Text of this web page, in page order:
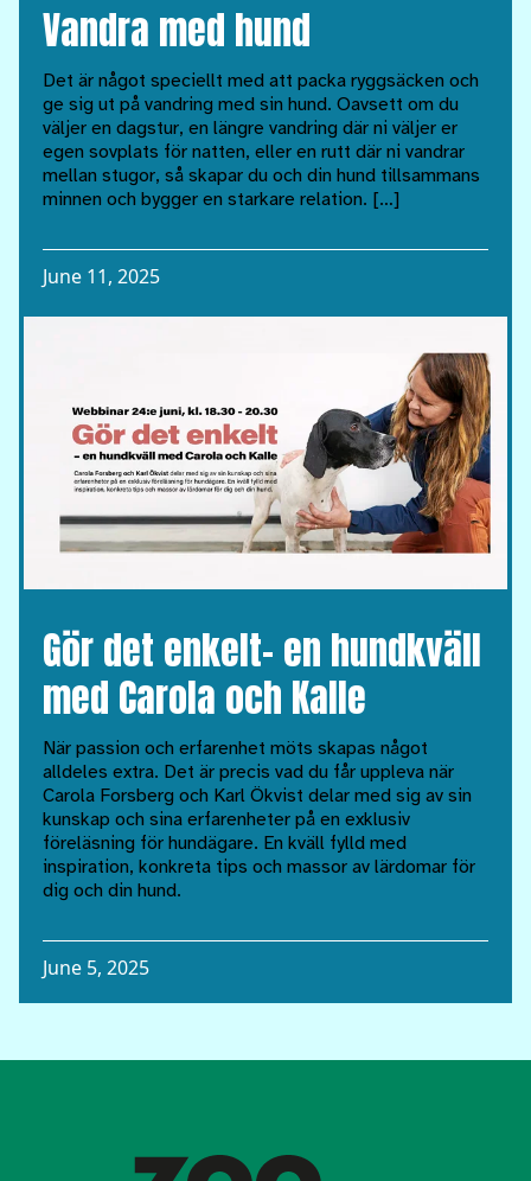
Vandra med hund
Det är något speciellt med att packa ryggsäcken och
ge sig ut på vandring med sin hund. Oavsett om du
väljer en dagstur, en längre vandring där ni väljer er
egen sovplats för natten, eller en rutt där ni vandrar
mellan stugor, så skapar du och din hund tillsammans
minnen och bygger en starkare relation. […]
June 11, 2025
Gör det enkelt– en hundkväll
med Carola och Kalle
När passion och erfarenhet möts skapas något
alldeles extra. Det är precis vad du får uppleva när
Carola Forsberg och Karl Ökvist delar med sig av sin
kunskap och sina erfarenheter på en exklusiv
föreläsning för hundägare. En kväll fylld med
inspiration, konkreta tips och massor av lärdomar för
dig och din hund.
June 5, 2025